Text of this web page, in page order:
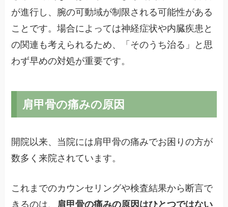
が進行し、腕の可動域が制限される可能性がある
ことです。場合によっては神経症状や内臓疾患と
の関連も考えられるため、「そのうち治る」と思
わず早めの対処が重要です。
肩甲骨の痛みの原因
開院以来、当院には肩甲骨の痛みでお困りの方が
数多く来院されています。
これまでのカウンセリングや検査結果から断言で
きるのは、 肩甲骨の痛みの原因はひとつではない